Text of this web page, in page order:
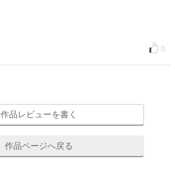
0
作品レビューを書く
作品ページへ戻る